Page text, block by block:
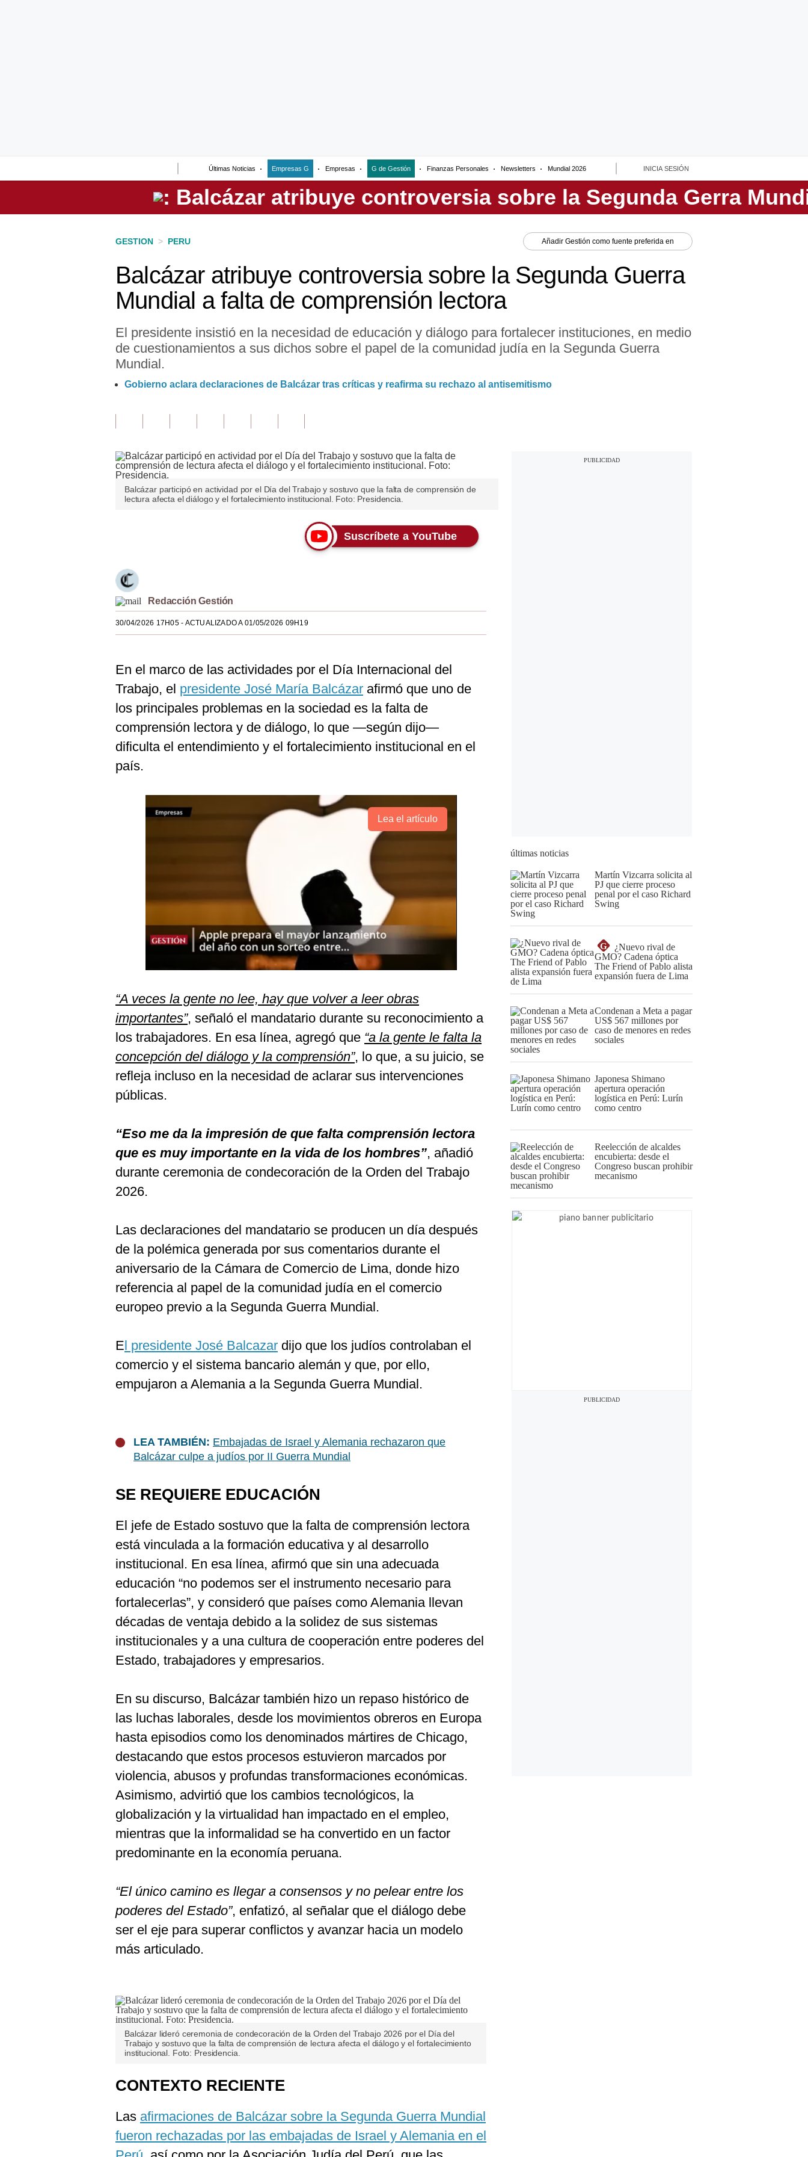
Últimas Noticias Empresas G Empresas G de Gestión Finanzas Personales Newsletters Mundial 2026 INICIA SESIÓN
Perú
GESTION > PERU Añadir Gestión como fuente preferida en
Balcázar atribuye controversia sobre la Segunda Guerra
Mundial a falta de comprensión lectora
El presidente insistió en la necesidad de educación y diálogo para fortalecer instituciones, en medio
de cuestionamientos a sus dichos sobre el papel de la comunidad judía en la Segunda Guerra
Mundial.
Gobierno aclara declaraciones de Balcázar tras críticas y reafirma su rechazo al antisemitismo
Balcázar participó en actividad por el Día del Trabajo y sostuvo que la falta de comprensión de
lectura afecta el diálogo y el fortalecimiento institucional. Foto: Presidencia.
Suscríbete a YouTube
Redacción Gestión
30/04/2026 17H05- ACTUALIZADO A 01/05/2026 09H19
En el marco de las actividades por el Día Internacional del
Trabajo, el presidente José María Balcázar afirmó que uno de
los principales problemas en la sociedad es la falta de
comprensión lectora y de diálogo, lo que —según dijo—
dificulta el entendimiento y el fortalecimiento institucional en el
país.
Lea el artículo
“A veces la gente no lee, hay que volver a leer obras
importantes”, señaló el mandatario durante su reconocimiento a
los trabajadores. En esa línea, agregó que “a la gente le falta la
concepción del diálogo y la comprensión”, lo que, a su juicio, se
refleja incluso en la necesidad de aclarar sus intervenciones
públicas.
“Eso me da la impresión de que falta comprensión lectora
que es muy importante en la vida de los hombres”, añadió
durante ceremonia de condecoración de la Orden del Trabajo
2026.
Las declaraciones del mandatario se producen un día después
de la polémica generada por sus comentarios durante el
aniversario de la Cámara de Comercio de Lima, donde hizo
referencia al papel de la comunidad judía en el comercio
europeo previo a la Segunda Guerra Mundial.
El presidente José Balcazar dijo que los judíos controlaban el
comercio y el sistema bancario alemán y que, por ello,
empujaron a Alemania a la Segunda Guerra Mundial.
LEA TAMBIÉN: Embajadas de Israel y Alemania rechazaron que
Balcázar culpe a judíos por II Guerra Mundial
SE REQUIERE EDUCACIÓN
El jefe de Estado sostuvo que la falta de comprensión lectora
está vinculada a la formación educativa y al desarrollo
institucional. En esa línea, afirmó que sin una adecuada
educación “no podemos ser el instrumento necesario para
fortalecerlas”, y consideró que países como Alemania llevan
décadas de ventaja debido a la solidez de sus sistemas
institucionales y a una cultura de cooperación entre poderes del
Estado, trabajadores y empresarios.
En su discurso, Balcázar también hizo un repaso histórico de
las luchas laborales, desde los movimientos obreros en Europa
hasta episodios como los denominados mártires de Chicago,
destacando que estos procesos estuvieron marcados por
violencia, abusos y profundas transformaciones económicas.
Asimismo, advirtió que los cambios tecnológicos, la
globalización y la virtualidad han impactado en el empleo,
mientras que la informalidad se ha convertido en un factor
predominante en la economía peruana.
“El único camino es llegar a consensos y no pelear entre los
poderes del Estado”, enfatizó, al señalar que el diálogo debe
ser el eje para superar conflictos y avanzar hacia un modelo
más articulado.
Balcázar lideró ceremonia de condecoración de la Orden del Trabajo 2026 por el Día del
Trabajo y sostuvo que la falta de comprensión de lectura afecta el diálogo y el fortalecimiento
institucional. Foto: Presidencia.
CONTEXTO RECIENTE
Las afirmaciones de Balcázar sobre la Segunda Guerra Mundial
fueron rechazadas por las embajadas de Israel y Alemania en el
últimas noticias
Martín Vizcarra solicita al
PJ que cierre proceso
penal por el caso Richard
Swing
G
¿Nuevo rival de
GMO? Cadena óptica
The Friend of Pablo alista
expansión fuera de Lima
Condenan a Meta a pagar
US$ 567 millones por
caso de menores en redes
sociales
Japonesa Shimano
apertura operación
logística en Perú: Lurín
como centro
Reelección de alcaldes
encubierta: desde el
Congreso buscan prohibir
mecanismo